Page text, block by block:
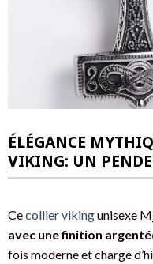
ÉLÉGANCE
VIKING: UN
Cecollier vikingunisexe
avec une finition
fois moderne et chargé